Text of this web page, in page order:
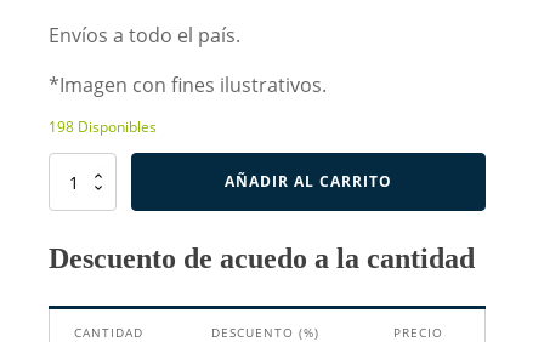
Envíos a todo el país.
*Imagen con fines ilustrativos.
198 Disponibles
Resistencia
2W
AÑADIR AL CARRITO
Descuento de acuedo a la cantidad
CANTIDAD DESCUENTO (%) PRECIO